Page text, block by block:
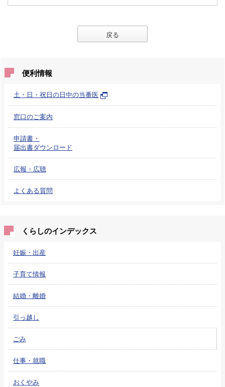
戻る
便利情報
土・日・祝日の日中の当番医
窓口のご案内
申請書・
届出書ダウンロード
広報・広聴
よくある質問
くらしのインデックス
妊娠・出産
子育て情報
結婚・離婚
引っ越し
ごみ
仕事・就職
おくやみ